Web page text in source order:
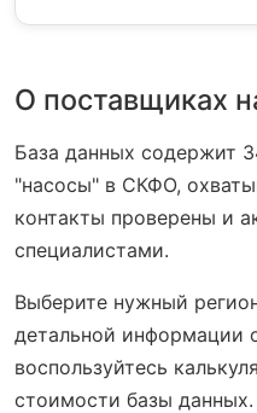
О поставщиках
База данных содержит
"насосы" в СКФО,
контакты проверены и
специалистами.
Выберите нужный
детальной информации
воспользуйтесь
стоимости базы данных.